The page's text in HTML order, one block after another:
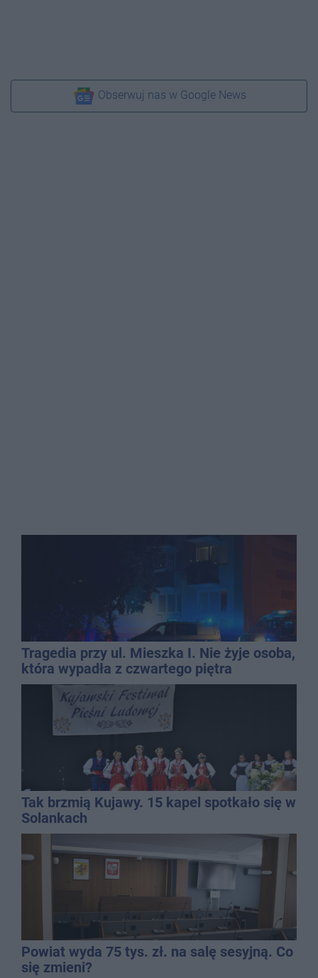
Obserwuj nas w Google News
Tragedia przy ul. Mieszka I. Nie żyje osoba,
która wypadła z czwartego piętra
Tak brzmią Kujawy. 15 kapel spotkało się w
Solankach
Powiat wyda 75 tys. zł. na salę sesyjną. Co
się zmieni?